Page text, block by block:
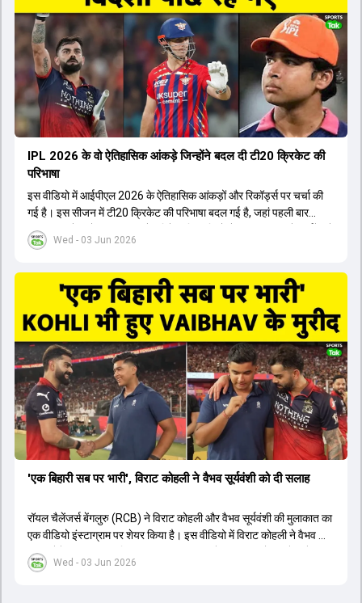
अब टीम के युवा खिलाड़ियों के साथ ज्यादा जुड़े हुए नजर आते हैं। कप्तान Rajat
Patidar के नेतृत्व में टीम का कम्युनिकेशन बहुत स्पष्ट रहा है। एनालिस्ट से लेकर
मैनेजमेंट तक, सभी एक ही पेज पर रहते हैं, जिससे मैदान पर कोई कंफ्यूजन नहीं
होता। यही कारण है कि RCB ने लगातार सफलता हासिल की है।
Wed - 03 Jun 2026
IPL 2026 के वो ऐतिहासिक आंकड़े जिन्होंने बदल दी टी20 क्रिकेट की
परिभाषा
इस वीडियो में आईपीएल 2026 के ऐतिहासिक आंकड़ों और रिकॉर्ड्स पर चर्चा की
गई है। इस सीजन में टी20 क्रिकेट की परिभाषा बदल गई है, जहां पहली बार
भारतीय बल्लेबाजों का स्ट्राइक रेट विदेशी खिलाड़ियों से ज्यादा रहा। पूरे टूर्नामेंट में
1426 छक्के लगे और 65 बार टीमों ने 200 से ज्यादा का स्कोर बनाया, जो एक
स्ट्राइक रेट के साथ मोस्ट वैल्युएबल प्लेयर का खिताब जीता। इसके अलावा पंजाब
और बेंगलुरु के प्रदर्शन के साथ-साथ लक्ष्य का पीछा करने वाली टीमों की सफलता
के आंकड़ों का भी विश्लेषण किया गया है।
Wed - 03 Jun 2026
'एक बिहारी सब पर भारी', विराट कोहली ने वैभव सूर्यवंशी को दी सलाह
रॉयल चैलेंजर्स बेंगलुरु (RCB) ने विराट कोहली और वैभव सूर्यवंशी की मुलाकात का
एक वीडियो इंस्टाग्राम पर शेयर किया है। इस वीडियो में विराट कोहली ने वैभव को
सलाह देते हुए कहा, 'एक बिहारी सब पर भारी। बस गेम खत्म।' कोहली ने उन्हें खुद
पर विश्वास रखने और नकारात्मक बातों पर ध्यान न देने की सलाह दी। आईपीएल